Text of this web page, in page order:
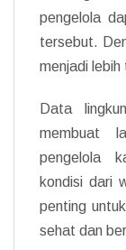
pengelola
tersebut.
menjadi
Data
membuat
pengelola
kondisi dari
penting
sehat dan